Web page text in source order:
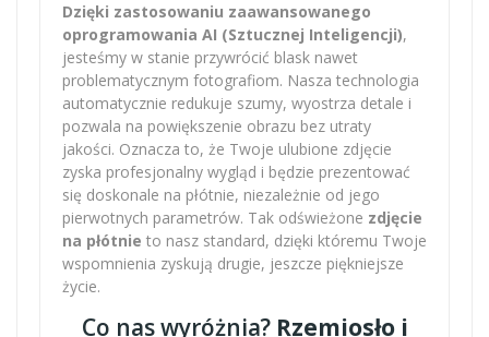
Dzięki zastosowaniu zaawansowanego
oprogramowania AI (Sztucznej Inteligencji),
jesteśmy w stanie przywrócić blask nawet
problematycznym fotografiom. Nasza technologia
automatycznie redukuje szumy, wyostrza detale i
pozwala na powiększenie obrazu bez utraty
jakości. Oznacza to, że Twoje ulubione zdjęcie
zyska profesjonalny wygląd i będzie prezentować
się doskonale na płótnie, niezależnie od jego
pierwotnych parametrów. Tak odświeżone zdjęcie
na płótnie to nasz standard, dzięki któremu Twoje
wspomnienia zyskują drugie, jeszcze piękniejsze
życie.
Co nas wyróżnia? Rzemiosło i